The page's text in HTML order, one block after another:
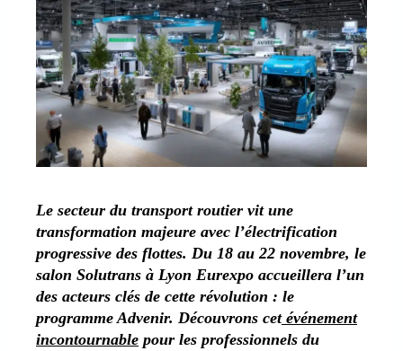
Le secteur du transport routier vit une
transformation majeure avec l’électrification
progressive des flottes. Du 18 au 22 novembre, le
salon Solutrans à Lyon Eurexpo accueillera l’un
des acteurs clés de cette révolution : le
programme Advenir. Découvrons cetévénement
incontournable pour les professionnels du